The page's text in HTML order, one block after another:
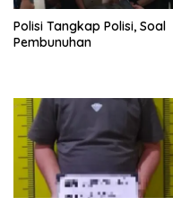
Polisi Tangkap Polisi, Soal
Pembunuhan